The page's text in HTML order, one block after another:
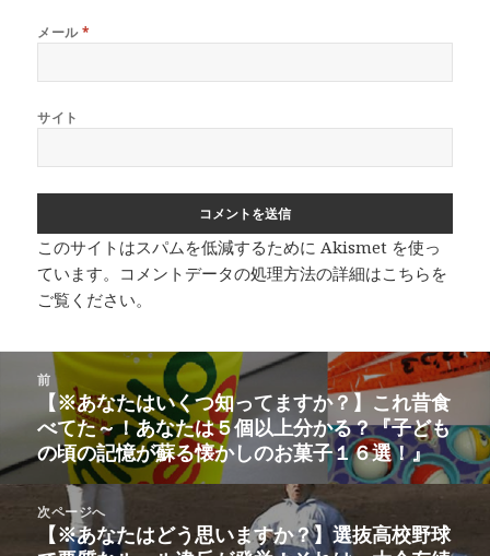
メール*
サイト
このサイトはスパムを低減するために Akismet を使っ
ています。 コメントデータの処理方法の詳細はこちらを
ご覧ください。
ゲ
前
前
の
投
【※あなたはいくつ知ってますか？】これ昔食
べてた～！あなたは５個以上分かる？『子ども
の頃の記憶が蘇る懐かしのお菓子１６選！』
次ページへ
次【※あなたはどう思いますか？】選抜高校野球